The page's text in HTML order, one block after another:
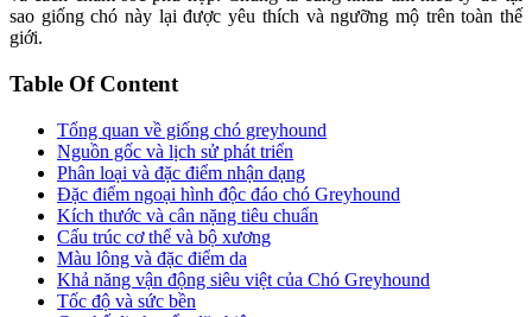
sao giống chó này lại được yêu thích và ngưỡng mộ trên toàn thế
giới.
Table Of Content
Tổng quan về giống chó greyhound
Nguồn gốc và lịch sử phát triển
Phân loại và đặc điểm nhận dạng
Đặc điểm ngoại hình độc đáo chó Greyhound
Kích thước và cân nặng tiêu chuẩn
Cấu trúc cơ thể và bộ xương
Màu lông và đặc điểm da
Khả năng vận động siêu việt của Chó Greyhound
Tốc độ và sức bền